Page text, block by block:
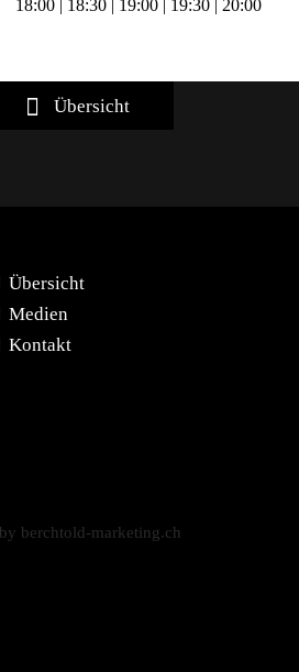
18:00 | 18:30 | 19:00 | 19:30 | 20:00
Übersicht
Übersicht
Medien
Kontakt
berchtold-marketing.ch